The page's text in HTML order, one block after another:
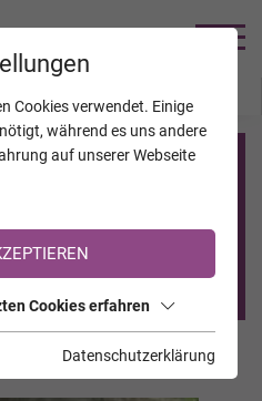
TrauerHilfe.it
TrauerHilfe.it registriert?
Registrierung <<
Cookies verwendet. Einige
während es uns andere
auf unserer Webseite
Cookies erfahren
Datenschutzerklärung
VERSTORBENE